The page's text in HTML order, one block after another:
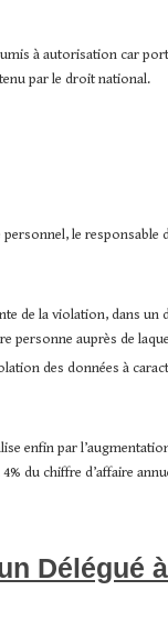
à autorisation car
par le droit national.
personnel, le responsable
de la violation, dans un
personne auprès de
des données à
enfin par
du chiffre d’affaire
Délégué